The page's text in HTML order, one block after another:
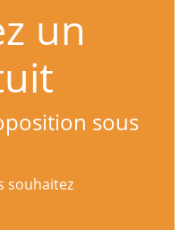
un
sous
souhaitez